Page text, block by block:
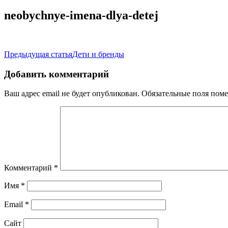
neobychnye-imena-dlya-detej
Навигация
по
записям
Предыдущая статьяДети и бренды
Добавить комментарий
Ваш адрес email не будет опубликован. Обязательные поля
Комментарий *
Имя *
Email *
Сайт